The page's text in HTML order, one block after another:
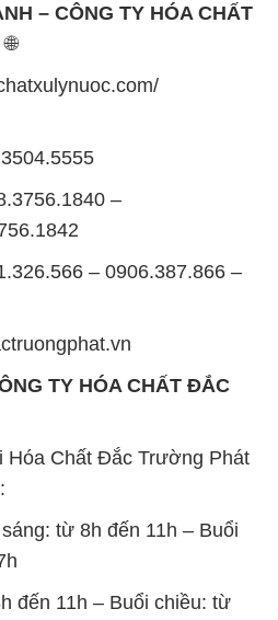
– CÔNG TY HÓA CHẤT
🌐
–
– 0906.387.866 –
TY HÓA CHẤT ĐẮC
Hóa Chất Đắc Trường Phát
từ 8h đến 11h – Buổi
đến 11h – Buổi chiều: từ